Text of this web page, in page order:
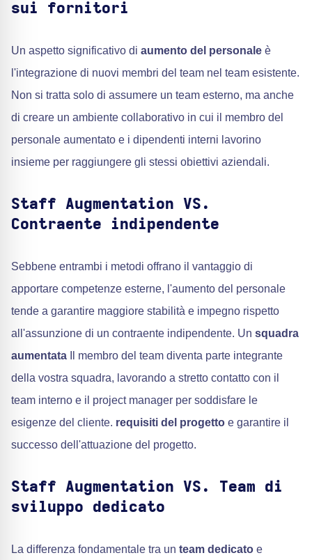
sui fornitori
Un aspetto significativo di aumento del personale è
l'integrazione di nuovi membri del team nel team esistente.
Non si tratta solo di assumere un team esterno, ma anche
di creare un ambiente collaborativo in cui il membro del
personale aumentato e i dipendenti interni lavorino
insieme per raggiungere gli stessi obiettivi aziendali.
Staff Augmentation VS.
Contraente indipendente
Sebbene entrambi i metodi offrano il vantaggio di
apportare competenze esterne, l'aumento del personale
tende a garantire maggiore stabilità e impegno rispetto
all'assunzione di un contraente indipendente. Un squadra
aumentata Il membro del team diventa parte integrante
della vostra squadra, lavorando a stretto contatto con il
team interno e il project manager per soddisfare le
esigenze del cliente. requisiti del progetto e garantire il
successo dell'attuazione del progetto.
Staff Augmentation VS. Team di
sviluppo dedicato
La differenza fondamentale tra un team dedicato e